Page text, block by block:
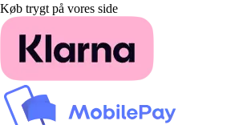
Køb trygt på vores side